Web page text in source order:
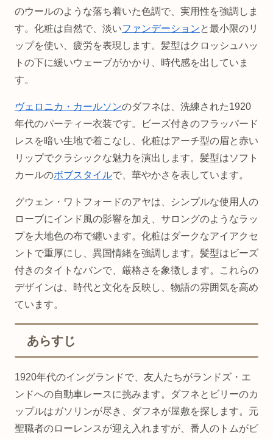
のウールのような落ち着いた色調で、実用性を強調しま
す。化粧は自然で、淡いファンデーションと最小限のリ
ップを使い、疲労を表現します。髪型はクロッシュハッ
トの下に緩いウェーブがかかり、時代感を出していま
す。
ヴェロニカ・カールソンのダフネは、洗練された1920
年代のパーティー衣装です。ビーズ付きのフラッパード
レスを暗い生地で着こなし、化粧はアーチ型の眉と赤い
リップでクラシックな魅力を演出します。髪型はソフト
カールのボブスタイルで、華やかさを表しています。
グウェン・ワトフォードのアヤは、シンプルな使用人の
ローブにインド風の影響を加え、サロングのようなラッ
プを大地色の布で纏います。化粧はダークなアイアクセ
ントで重厚にし、異国情緒を強調します。髪型はビーズ
付きのタイトなバンで、厳格さを象徴します。これらの
デザインは、時代と文化を反映し、物語の雰囲気を高め
ています。
あらすじ
1920年代のイングランドで、友人たちがランドズ・エ
ンドへの自動車レースに挑みます。ダフネとビリーのカ
ップルはガソリンが尽き、ダフネが屋敷を探します。元
聖職者のローレンスが迎え入れますが、番人のトムがビ